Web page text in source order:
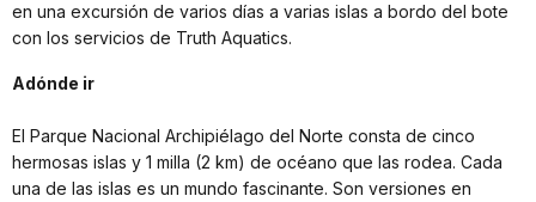
en una excursión de varios días a varias islas a bordo del bote
con los servicios de Truth Aquatics.
Adónde ir
El Parque Nacional Archipiélago del Norte consta de cinco
hermosas islas y 1 milla (2 km) de océano que las rodea. Cada
una de las islas es un mundo fascinante. Son versiones en